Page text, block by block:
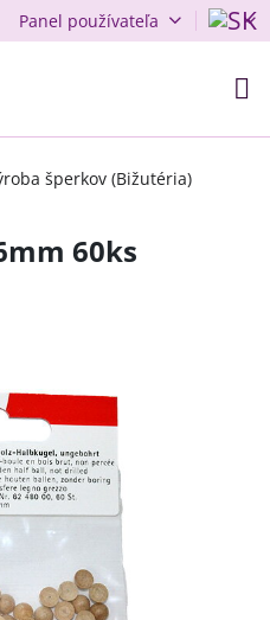
Panel používateľa
šperkov (Bižutéria)
60ks